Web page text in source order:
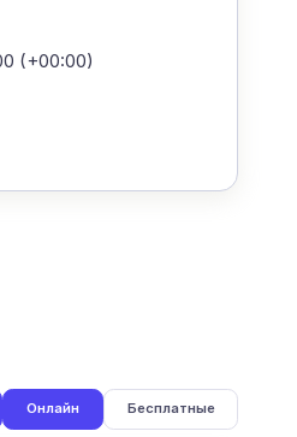
(+00:00)
Онлайн Бесплатные